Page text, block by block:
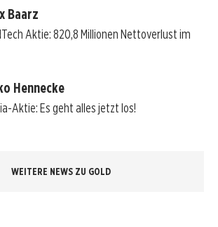
Baarz
Aktie: 820,8 Millionen Nettoverlust im
Hennecke
Aktie: Es geht alles jetzt los!
WEITERE NEWS ZU GOLD